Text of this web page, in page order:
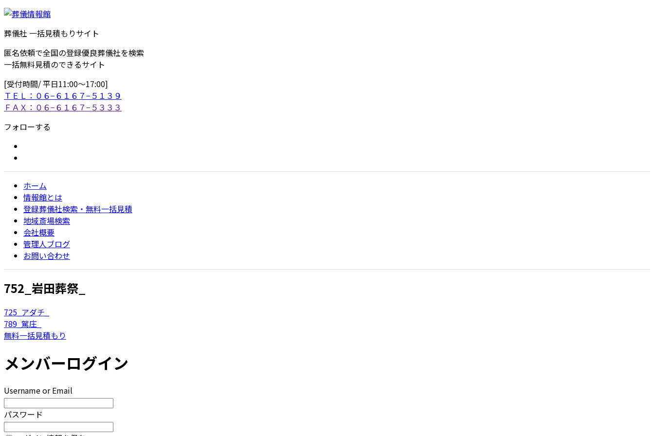
葬儀社 一括見積もりサイト
匿名依頼で全国の登録優良葬儀社を検索
一括無料見積のできるサイト
[受付時間/ 平日11:00〜17:00]
ＴＥＬ：０６−６１６７−５１３９
ＦＡＸ：０６−６１６７−５３３３
フォローする
ホーム
情報館とは
登録葬儀社検索・無料一括見積
地域斎場検索
会社概要
管理人ブログ
お問い合わせ
752_岩田葬祭_
725_アダチ_
789_駕庄_
無料一括見積もり
メンバーログイン
Username or Email
パスワード